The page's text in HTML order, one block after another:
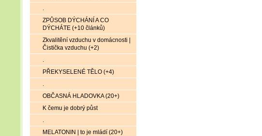
.
ZPŮSOB DÝCHÁNÍ A CO
DÝCHÁTE (+10 článků)
Zkvalitění vzduchu v domácnosti |
Čistička vzduchu (+2)
.
PŘEKYSELENÉ TĚLO (+4)
.
OBČASNÁ HLADOVKA (20+)
K čemu je dobrý půst
.
MELATONIN | to je mládí (20+)